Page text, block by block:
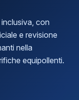
con
e revisione
nella
equipollenti.